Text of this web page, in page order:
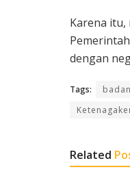
Karena
dengan
Tags:
Related